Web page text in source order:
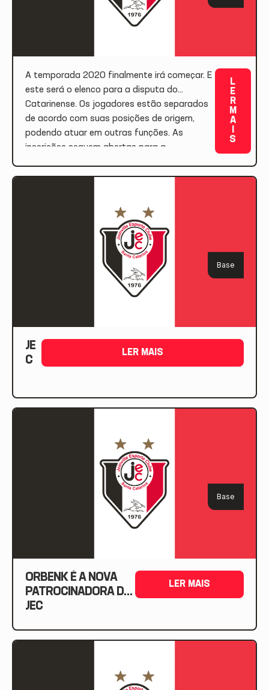
A temporada 2020 finalmente irá começar. E
este será o elenco para a disputa do
Catarinense. Os jogadores estão separados
de acordo com suas posições de origem,
podendo atuar em outras funções. As
inscrições seguem abertas para a
pode contar com a chegada de mais atletas,
L
E
R
M
A
S
Base
JE
C
LER MAIS
Base
ORBENK É A NOVA
PATROCINADORA DO
JEC
LER MAIS